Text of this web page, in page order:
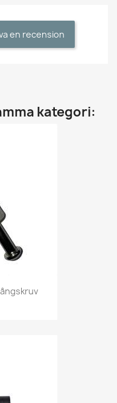
en recension
kategori: